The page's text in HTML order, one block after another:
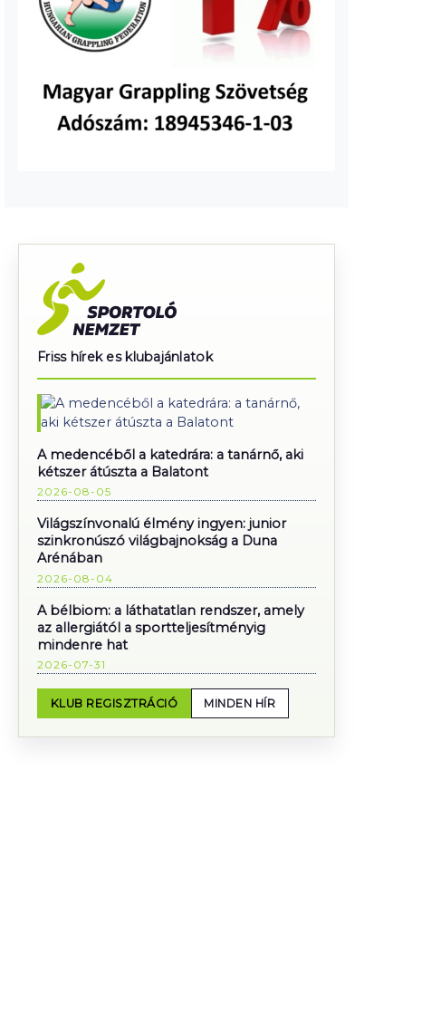
Friss hírek es klubajánlatok
A medencéből a katedrára: a tanárnő, aki
kétszer átúszta a Balatont
2026-08-05
Világszínvonalú élmény ingyen: junior
szinkronúszó világbajnokság a Duna
Arénában
2026-08-04
A bélbiom: a láthatatlan rendszer, amely
az allergiától a sportteljesítményig
mindenre hat
2026-07-31
KLUB REGISZTRÁCIÓ MINDEN HÍR